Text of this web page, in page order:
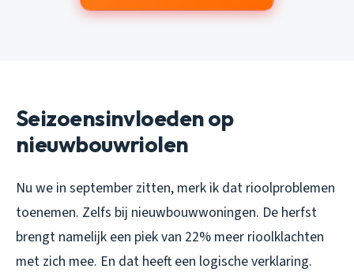
Seizoensinvloeden op
nieuwbouwriolen
Nu we in september zitten, merk ik dat rioolproblemen
toenemen. Zelfs bij nieuwbouwwoningen. De herfst
brengt namelijk een piek van 22% meer rioolklachten
met zich mee. En dat heeft een logische verklaring.